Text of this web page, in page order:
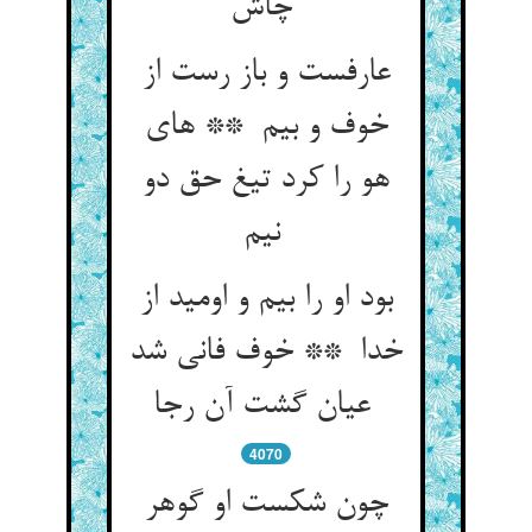
عارفست و باز رست از
خوف و بیم ** های
هو را کرد تیغ حق دو
نیم
بود او را بیم و اومید از
خدا ** خوف فانی شد
عیان گشت آن رجا
4070
چون شکست او گوهر